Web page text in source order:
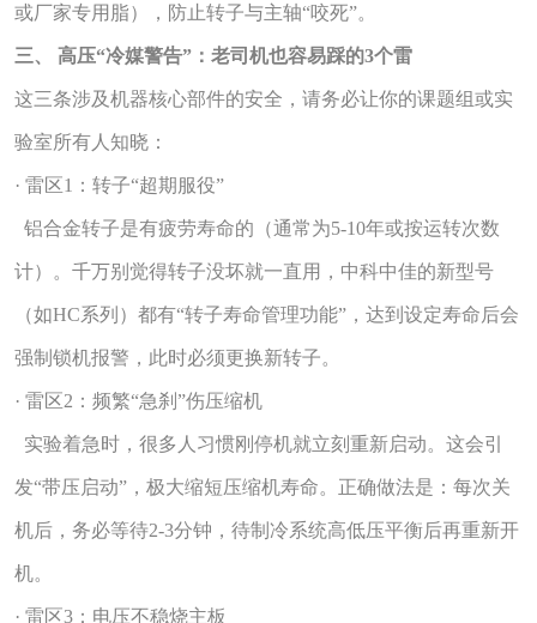
或厂家专用脂），防止转子与主轴“咬死”。
三、 高压“冷媒警告”：老司机也容易踩的3个雷
这三条涉及机器核心部件的安全，请务必让你的课题组或实
验室所有人知晓：
· 雷区1：转子“超期服役”
铝合金转子是有疲劳寿命的（通常为5-10年或按运转次数
计）。千万别觉得转子没坏就一直用，中科中佳的新型号
（如HC系列）都有“转子寿命管理功能”，达到设定寿命后会
强制锁机报警，此时必须更换新转子。
· 雷区2：频繁“急刹”伤压缩机
实验着急时，很多人习惯刚停机就立刻重新启动。这会引
发“带压启动”，极大缩短压缩机寿命。正确做法是：每次关
机后，务必等待2-3分钟，待制冷系统高低压平衡后再重新开
机。
· 雷区3：电压不稳烧主板